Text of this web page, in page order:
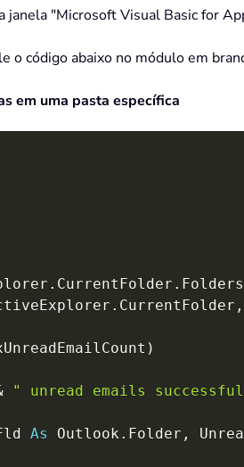
janela "Microsoft Visual Basic for
código abaixo no módulo em
em uma pasta específica
. CurrentFolder .
. CurrentFolder ,
)
" unread emails
As Outlook . Folder ,